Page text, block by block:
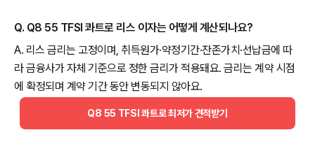
Q. Q8 55 TFSI 콰트로 리스 이자는 어떻게 계산되나요?
A. 리스 금리는 고정이며, 취득원가·약정기간·잔존가치·선납금에 따
라 금융사가 자체 기준으로 정한 금리가 적용돼요. 금리는 계약 시점
에 확정되며 계약 기간 동안 변동되지 않아요.
Q8 55 TFSI 콰트로 최저가 견적받기